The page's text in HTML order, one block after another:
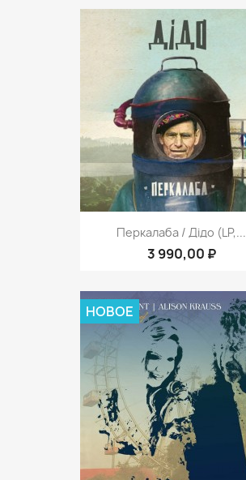
Перкалаба / Дідо (LP,...
3 990,00 ₽
НОВОЕ